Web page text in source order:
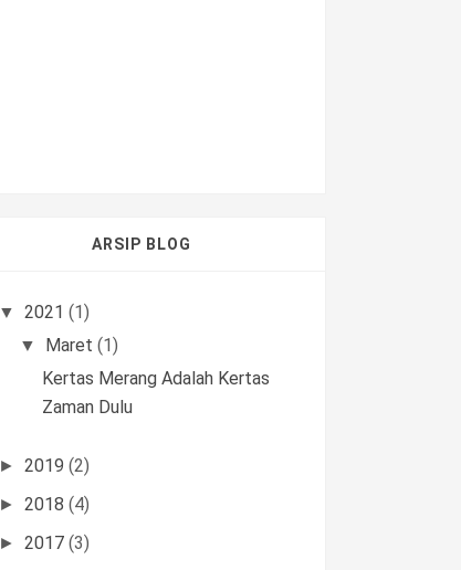
ARSIP BLOG
▼ 2021 (1)
▼ Maret (1)
Kertas Merang Adalah Kertas
Zaman Dulu
► 2019 (2)
► 2018 (4)
► 2017 (3)